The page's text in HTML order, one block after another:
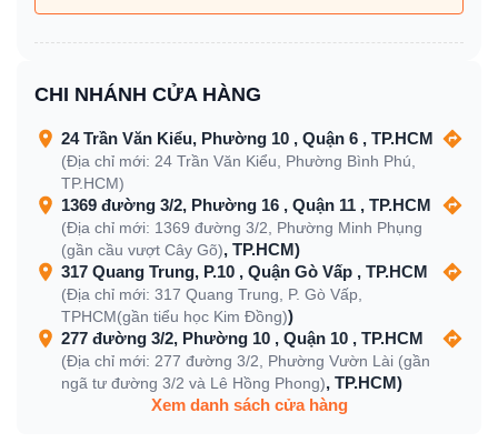
CHI NHÁNH CỬA HÀNG
24 Trần Văn Kiểu, Phường 10 , Quận 6 , TP.HCM
(Địa chỉ mới: 24 Trần Văn Kiểu, Phường Bình Phú,
TP.HCM)
1369 đường 3/2, Phường 16 , Quận 11 , TP.HCM
(Địa chỉ mới: 1369 đường 3/2, Phường Minh Phụng
(gần cầu vượt Cây Gõ), TP.HCM)
317 Quang Trung, P.10 , Quận Gò Vấp , TP.HCM
(Địa chỉ mới: 317 Quang Trung, P. Gò Vấp,
TPHCM(gần tiểu học Kim Đồng))
277 đường 3/2, Phường 10 , Quận 10 , TP.HCM
(Địa chỉ mới: 277 đường 3/2, Phường Vườn Lài (gần
ngã tư đường 3/2 và Lê Hồng Phong), TP.HCM)
Xem danh sách cửa hàng